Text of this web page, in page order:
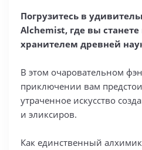
Погрузитесь в
Alchemist, где вы
хранителем древней
В этом очаровательном
приключении вам
утраченное искусство
и эликсиров.
Как единственный